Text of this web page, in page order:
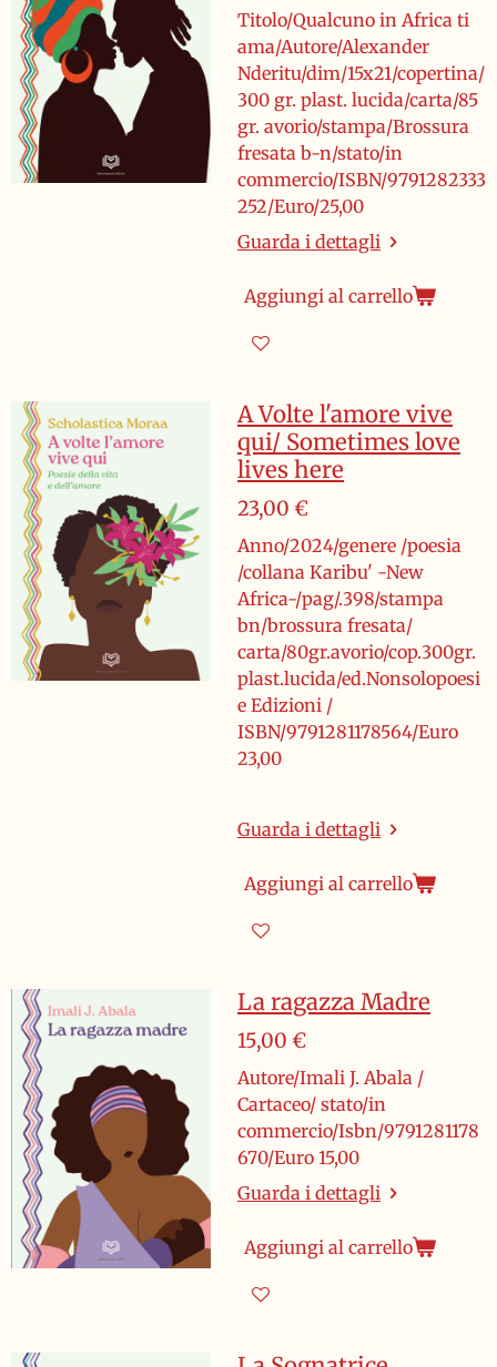
Titolo/Qualcuno in Africa ti
ama/Autore/Alexander
Nderitu/dim/15x21/copertina/
300 gr. plast. lucida/carta/85
gr. avorio/stampa/Brossura
fresata b-n/stato/in
commercio/ISBN/9791282333
252/Euro/25,00
Guarda i dettagli
Aggiungi al carrello
A Volte l'amore vive
qui/ Sometimes love
lives here
23,00 €
Anno/2024/genere /poesia
/collana Karibu' -New
Africa-/pag/.398/stampa
bn/brossura fresata/
carta/80gr.avorio/cop.300gr.
plast.lucida/ed.Nonsolopoesi
e Edizioni /
ISBN/9791281178564/Euro
23,00
Guarda i dettagli
Aggiungi al carrello
La ragazza Madre
15,00 €
Autore/Imali J. Abala /
Cartaceo/ stato/in
commercio/Isbn/9791281178
670/Euro 15,00
Guarda i dettagli
Aggiungi al carrello